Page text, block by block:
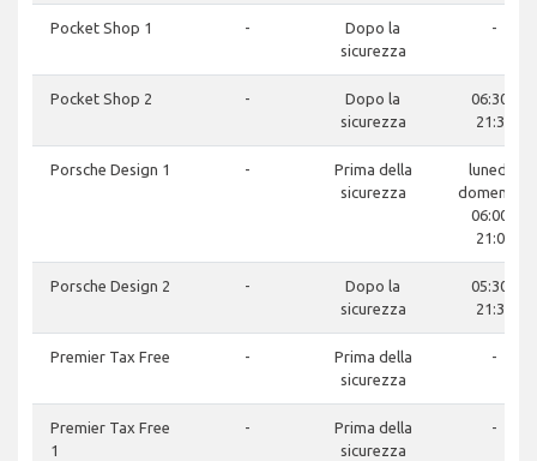
Pocket Shop 1 -
Dopo la
sicurezza
-
Pocket Shop 2 -
Dopo la
sicurezza
06:30 -
21:30
Porsche Design 1 -
Prima della
sicurezza
lunedì -
domenica:
06:00 -
21:00
Porsche Design 2 -
Dopo la
sicurezza
05:30 -
21:30
Premier Tax Free -
Prima della
sicurezza
-
Premier Tax Free
1
-
Prima della
sicurezza
-